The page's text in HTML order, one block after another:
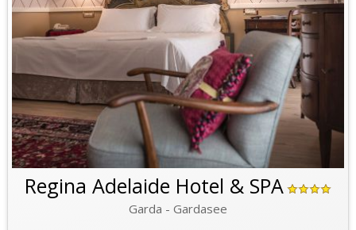
Regina Adelaide Hotel & SPA
Garda - Gardasee